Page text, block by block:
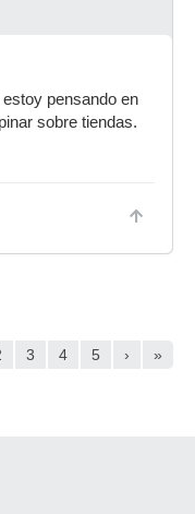
pensando en
sobre tiendas.
3 4 5 › »